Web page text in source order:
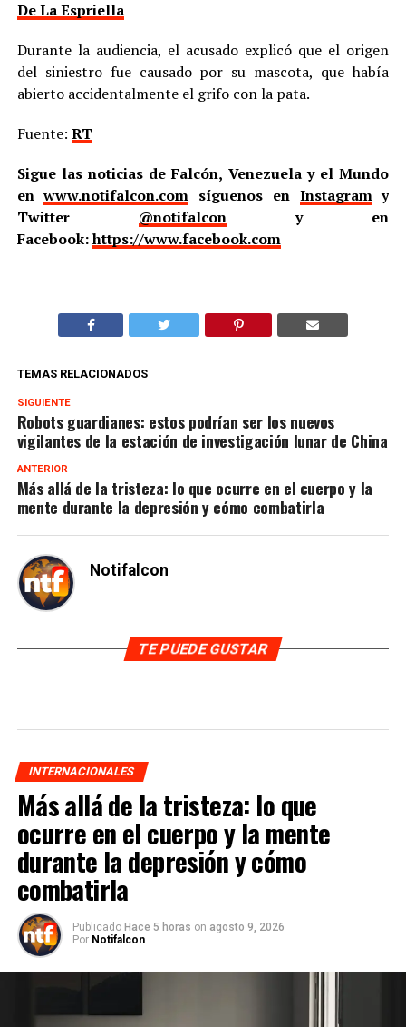
De La Espriella
Durante la audiencia, el acusado explicó que el origen
del siniestro fue causado por su mascota, que había
abierto accidentalmente el grifo con la pata.
Fuente: RT
Sigue las noticias de Falcón, Venezuela y el Mundo
enwww.notifalcon.com síguenos en Instagramy
Twitter @notifalcony en
Facebook:https://www.facebook.com
TEMAS RELACIONADOS
SIGUIENTE
Robots guardianes: estos podrían ser los nuevos
vigilantes de la estación de investigación lunar de China
ANTERIOR
Más allá de la tristeza: lo que ocurre en el cuerpo y la
mente durante la depresión y cómo combatirla
Notifalcon
TE PUEDE GUSTAR
INTERNACIONALES
Más allá de la tristeza: lo que
ocurre en el cuerpo y la mente
durante la depresión y cómo
combatirla
Publicado Hace 5 horas on agosto 9, 2026
Por Notifalcon